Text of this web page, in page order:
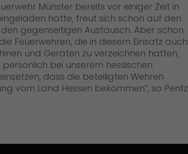
Münster bereits vor einiger Zeit in
hatte, freut sich schon auf den
gegenseitigen Austausch. Aber schon
Feuerwehren, die in diesem Einsatz auch
und Geräten zu verzeichnen hatten,
bei unserem hessischen
dass die beteiligten Wehren
vom Land Hessen bekommen“, so Pentz